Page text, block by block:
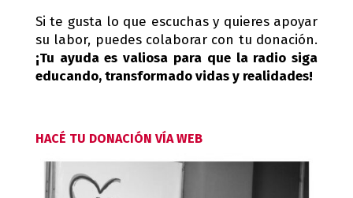
Si te gusta lo que escuchas y quieres apoyar
su labor, puedes colaborar con tu donación.
¡Tu ayuda es valiosa para que la radio siga
educando, transformado vidas y realidades!
HACÉ TU DONACIÓN VÍA WEB